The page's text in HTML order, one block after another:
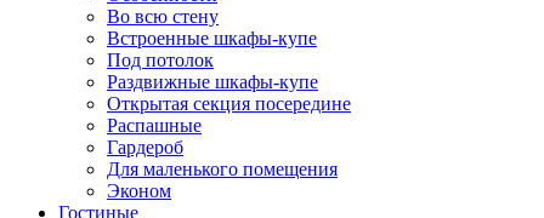
Во всю стену
Встроенные шкафы-купе
Под потолок
Раздвижные шкафы-купе
Открытая секция посередине
Распашные
Гардероб
Для маленького помещения
Эконом
Гостиные